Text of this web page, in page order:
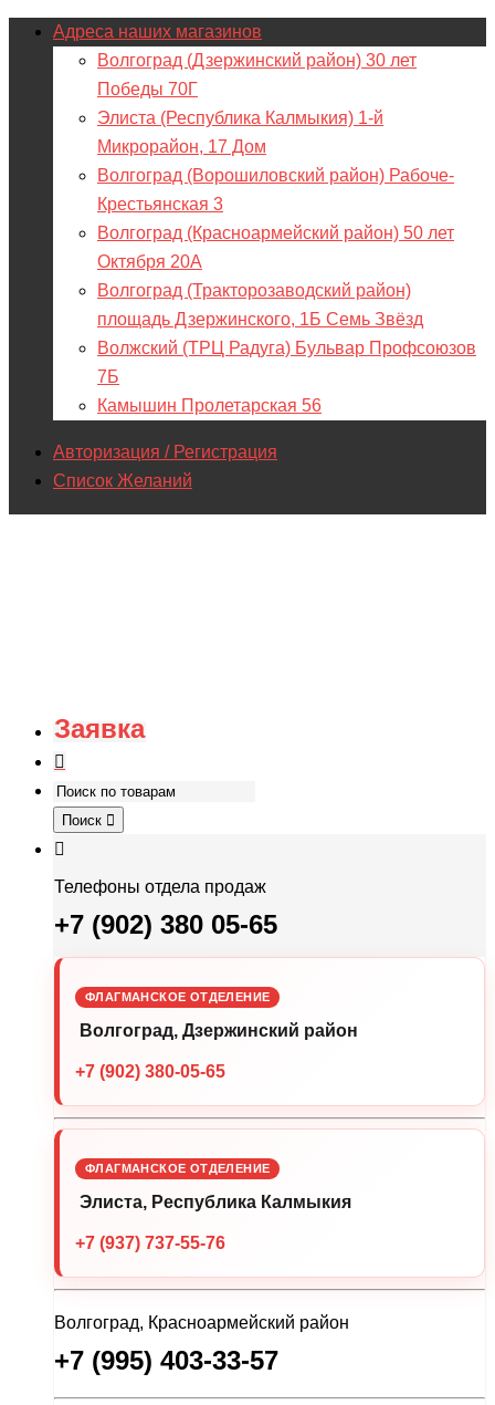
Адреса наших магазинов
Волгоград (Дзержинский район) 30 лет
Победы 70Г
Элиста (Республика Калмыкия) 1-й
Микрорайон, 17 Дом
Волгоград (Ворошиловский район) Рабоче-
Крестьянская 3
Волгоград (Красноармейский район) 50 лет
Октября 20А
Волгоград (Тракторозаводский район)
площадь Дзержинского, 1Б Семь Звёзд
Волжский (ТРЦ Радуга) Бульвар Профсоюзов
7Б
Камышин Пролетарская 56
Авторизация / Регистрация
Список Желаний
Заявка
Поиск
Телефоны отдела продаж
+7 (902) 380 05-65
ФЛАГМАНСКОЕ ОТДЕЛЕНИЕ
Волгоград, Дзержинский район
+7 (902) 380-05-65
ФЛАГМАНСКОЕ ОТДЕЛЕНИЕ
Элиста, Республика Калмыкия
+7 (937) 737-55-76
Волгоград, Красноармейский район
+7 (995) 403-33-57